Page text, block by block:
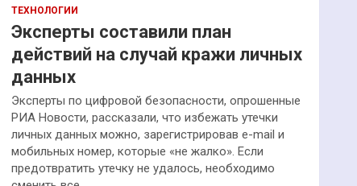
ТЕХНОЛОГИИ
Эксперты составили план
действий на случай кражи личных
данных
Эксперты по цифровой безопасности, опрошенные
РИА Новости, рассказали, что избежать утечки
личных данных можно, зарегистрировав e-mail и
мобильных номер, которые «не жалко». Если
предотвратить утечку не удалось, необходимо